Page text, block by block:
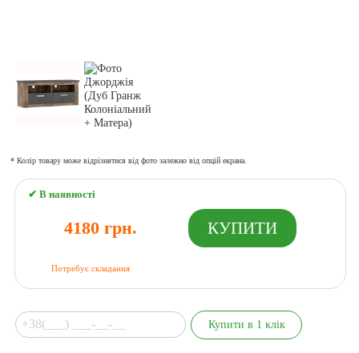
* Колір товару може відрізнятися від фото залежно від опцій екрана.
✔ В наявності
4180 грн.
Потребує складання